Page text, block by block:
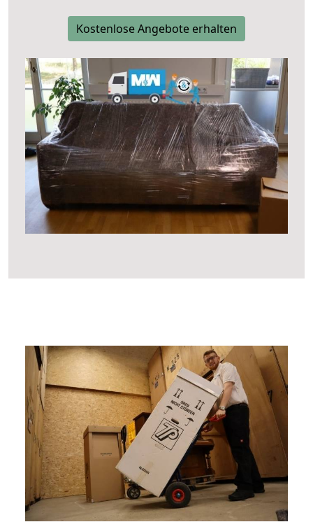
Kostenlose Angebote erhalten